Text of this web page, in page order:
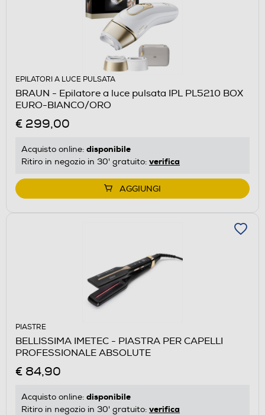
EPILATORI A LUCE PULSATA
BRAUN - Epilatore a luce pulsata IPL PL5210 BOX
EURO-BIANCO/ORO
€ 299,00
Acquisto online: disponibile
Ritiro in negozio in 30' gratuito: verifica
AGGIUNGI
PIASTRE
BELLISSIMA IMETEC - PIASTRA PER CAPELLI
PROFESSIONALE ABSOLUTE
€ 84,90
Acquisto online: disponibile
Ritiro in negozio in 30' gratuito: verifica